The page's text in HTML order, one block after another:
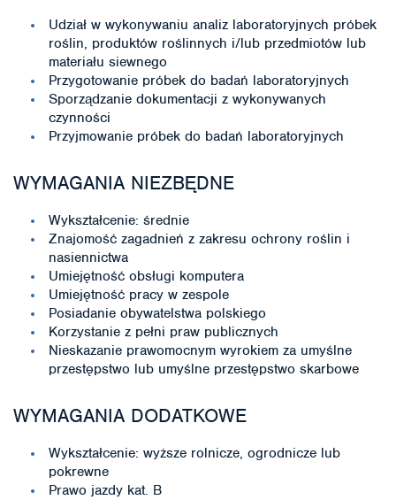
Udział w wykonywaniu analiz laboratoryjnych próbek
roślin, produktów roślinnych i/lub przedmiotów lub
materiału siewnego
Przygotowanie próbek do badań laboratoryjnych
Sporządzanie dokumentacji z wykonywanych
czynności
Przyjmowanie próbek do badań laboratoryjnych
WYMAGANIA NIEZBĘDNE
Wykształcenie: średnie
Znajomość zagadnień z zakresu ochrony roślin i
nasiennictwa
Umiejętność obsługi komputera
Umiejętność pracy w zespole
Posiadanie obywatelstwa polskiego
Korzystanie z pełni praw publicznych
Nieskazanie prawomocnym wyrokiem za umyślne
przestępstwo lub umyślne przestępstwo skarbowe
WYMAGANIA DODATKOWE
Wykształcenie: wyższe rolnicze, ogrodnicze lub
pokrewne
Prawo jazdy kat. B